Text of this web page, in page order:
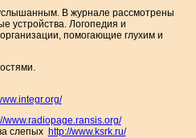
В журнале рассмотрены
устройства. Логопедия и
помогающие глухим и
www.radiopage.ransis.org/
слепых http://www.ksrk.ru/